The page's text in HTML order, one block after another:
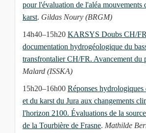
pour l'évaluation de l'aléa mouvements
karst. Gildas Noury (BRGM)
14h40–15h20 KARSYS Doubs CH/
documentation hydrogéologique du
transfrontalier CH/FR. Avancement du
Malard (ISSKA)
15h20–16h00 Réponses hydrologiques
et du karst du Jura aux changements
l'horizon 2100. Évaluations de la
de la Tourbière de Frasne. Mathilde